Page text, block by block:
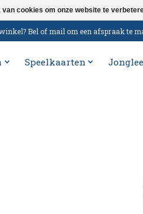
Bel of mail om een afspraak te
Speelkaarten
cookies om onze website te